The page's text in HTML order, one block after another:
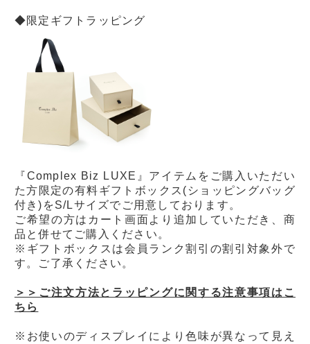
◆限定ギフトラッピング
『Complex Biz LUXE』アイテムをご購入いただい
た方限定の有料ギフトボックス(ショッピングバッグ
付き)をS/Lサイズでご用意しております。
ご希望の方はカート画面より追加していただき、商
品と併せてご購入ください。
※ギフトボックスは会員ランク割引の割引対象外で
す。ご了承ください。
＞＞ご注文方法とラッピングに関する注意事項はこ
ちら
※お使いのディスプレイにより色味が異なって見え